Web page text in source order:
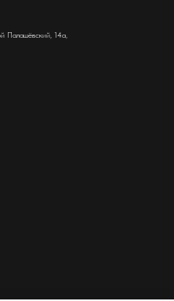
Палашёвский, 14а,